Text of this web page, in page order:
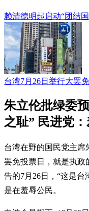
赖清德明起启动“团结
台湾7月26日举行大罢
朱立伦批绿委
之耻” 民进党
台湾在野的国民党主席
罢免投票日，就是执政
告的7月26日，“这是
是在羞辱公民。